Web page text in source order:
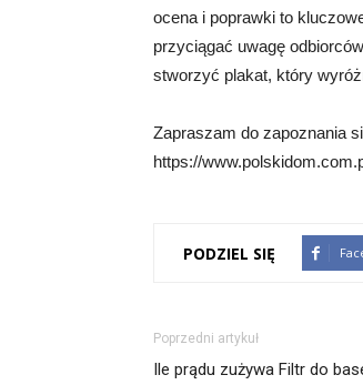
ocena i poprawki to
przyciągać uwagę
stworzyć plakat, który
Zapraszam do zapoznania
https://
PODZIEL SIĘ
Poprzedni artykuł
Ile prądu zużywa Filtr do